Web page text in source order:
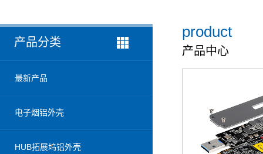
产品分类
最新产品
电子烟铝外壳
HUB拓展坞铝外壳
product
产品中心